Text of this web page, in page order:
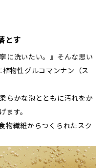
とす
に洗いたい。』そんな思い
物性グルコマンナン（ス
らかな泡とともに汚れをか
ます。
物繊維からつくられたスク